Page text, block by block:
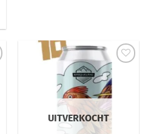
UITVERKOCHT